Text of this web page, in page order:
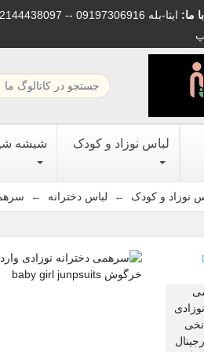
ما: 02144438097 -- 09197306916 ایتا-بله
لباس نوزاد و کودک شیشه
نوزاد و کودک لباس دخترانه